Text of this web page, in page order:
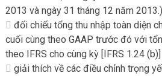
2013 và ngày 31 tháng 12 năm 2013.)
đối chiếu tổng thu nhập toàn diện
cuối cùng theo GAAP trước đó với
theo IFRS cho cùng kỳ [IFRS 1.24 (b)]
giải thích về các điều chỉnh trọng